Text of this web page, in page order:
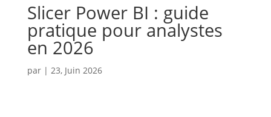
Slicer Power BI : guide
pratique pour analystes
en 2026
par | 23, Juin 2026